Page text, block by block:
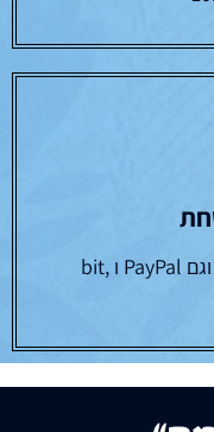
עובדים עם כל כרטיסי האשראי וגם PayPal ו bit,